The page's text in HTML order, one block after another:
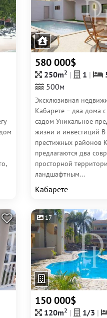
580 000$
250m2 1
500м
Эксклюзивная
Кабарете – два дома
садом Уникальное
жизни и инвестиций
престижных районов
предлагаются два
просторной
ландшафтным...
Кабарете
17
150 000$
120m2 1/3